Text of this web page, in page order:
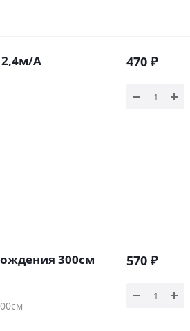
2,4м/А 470 ₽
300см 570 ₽